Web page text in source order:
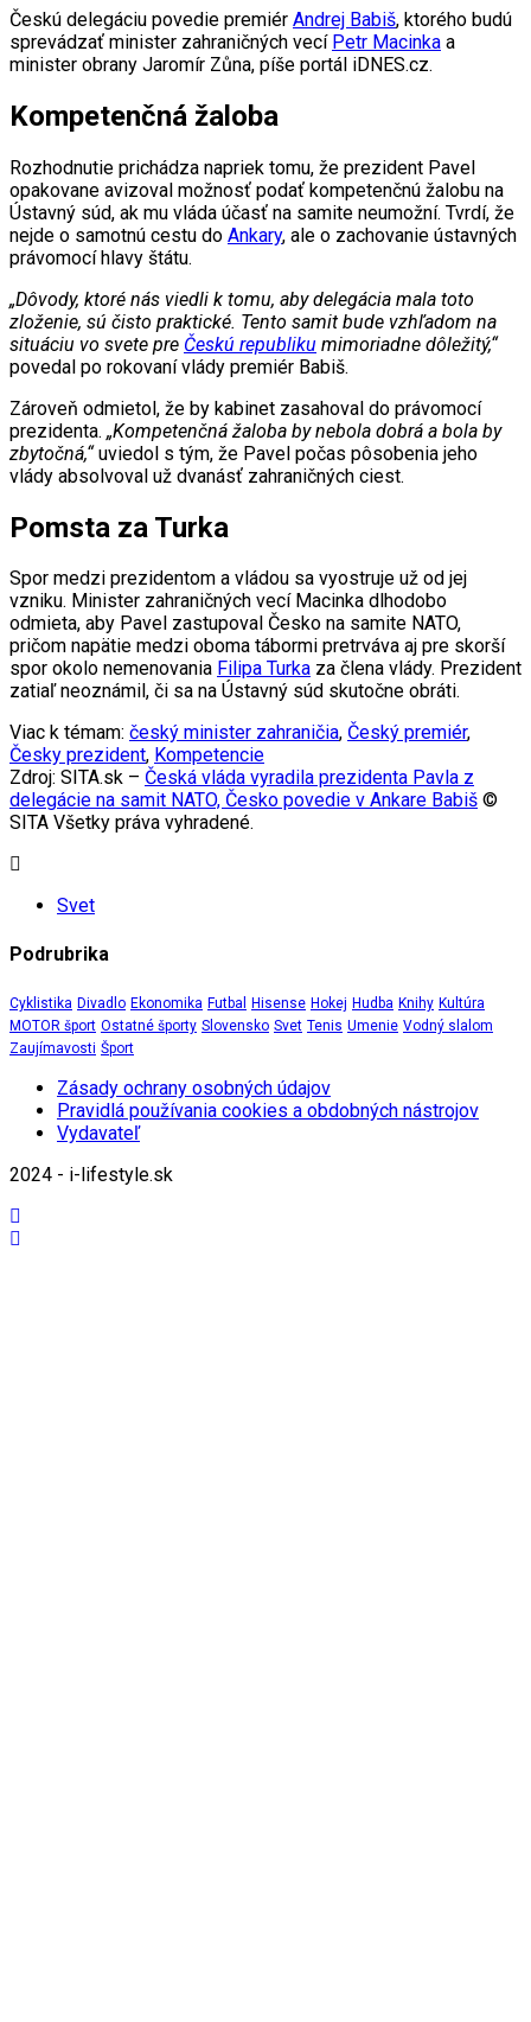
Českú delegáciu povedie premiér Andrej Babiš, ktorého budú
sprevádzať minister zahraničných vecí Petr Macinka a
minister obrany Jaromír Zůna, píše portál iDNES.cz.
Kompetenčná žaloba
Rozhodnutie prichádza napriek tomu, že prezident Pavel
opakovane avizoval možnosť podať kompetenčnú žalobu na
Ústavný súd, ak mu vláda účasť na samite neumožní. Tvrdí, že
nejde o samotnú cestu do Ankary, ale o zachovanie ústavných
právomocí hlavy štátu.
„Dôvody, ktoré nás viedli k tomu, aby delegácia mala toto
zloženie, sú čisto praktické. Tento samit bude vzhľadom na
situáciu vo svete pre Českú republiku mimoriadne dôležitý,“
povedal po rokovaní vlády premiér Babiš.
Zároveň odmietol, že by kabinet zasahoval do právomocí
prezidenta. „Kompetenčná žaloba by nebola dobrá a bola by
zbytočná,“uviedol s tým, že Pavel počas pôsobenia jeho
vlády absolvoval už dvanásť zahraničných ciest.
Pomsta za Turka
Spor medzi prezidentom a vládou sa vyostruje už od jej
vzniku. Minister zahraničných vecí Macinka dlhodobo
odmieta, aby Pavel zastupoval Česko na samite NATO,
pričom napätie medzi oboma tábormi pretrváva aj pre skorší
spor okolo nemenovania Filipa Turka za člena vlády. Prezident
zatiaľ neoznámil, či sa na Ústavný súd skutočne obráti.
Viac k témam: český minister zahraničia, Český premiér,
Česky prezident, Kompetencie
Zdroj: SITA.sk – Česká vláda vyradila prezidenta Pavla z
delegácie na samit NATO, Česko povedie v Ankare Babiš ©
SITA Všetky práva vyhradené.
Svet
Podrubrika
Cyklistika Divadlo Ekonomika Futbal Hisense Hokej Hudba Knihy Kultúra
MOTOR šport Ostatné športy Slovensko Svet Tenis Umenie Vodný slalom
Zaujímavosti Šport
Zásady ochrany osobných údajov
Pravidlá používania cookies a obdobných nástrojov
Vydavateľ
2024 - i-lifestyle.sk